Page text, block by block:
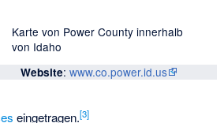
Karte von Power County innerhalb
von Idaho
Website: www.co.power.id.us
eingetragen.[3]